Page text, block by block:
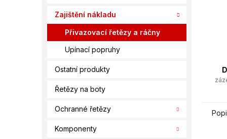
Zajištění nákladu
Přivazovací řetězy a ráčny
Upínací popruhy
Ostatní produkty
Řetězy na boty
Ochranné řetězy
Komponenty